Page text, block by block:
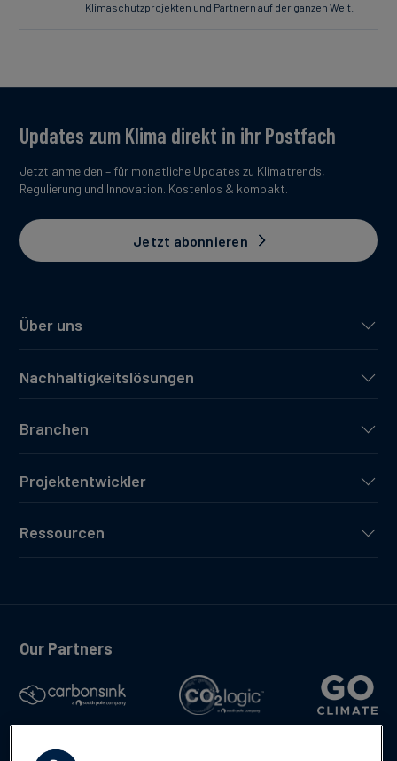
Klimaschutzprojekten und Partnern auf der ganzen Welt.
Über uns
Nachhaltigkeitslösungen
Branchen
Projektentwickler
Ressourcen
Updates zum Klima direkt in ihr Postfach
Jetzt anmelden – für monatliche Updates zu Klimatrends,
Regulierung und Innovation. Kostenlos & kompakt.
Jetzt abonnieren
Our Partners